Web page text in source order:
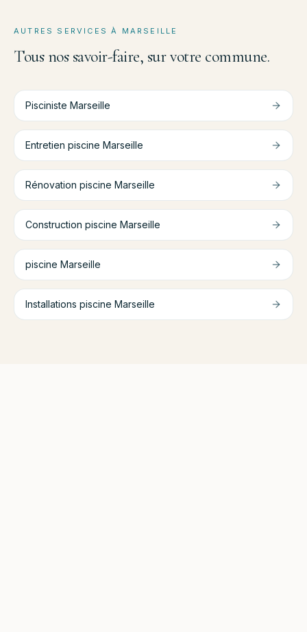
AUTRES SERVICES À MARSEILLE
Tous nos savoir-faire, sur votre commune.
Pisciniste Marseille
Entretien piscine Marseille
Rénovation piscine Marseille
Construction piscine Marseille
piscine Marseille
Installations piscine Marseille